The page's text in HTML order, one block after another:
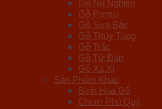
Gỗ Nu Nghiến
Gỗ Pơmu
Gỗ Sưa Bắc
Gỗ Thủy Tùng
Gỗ Trắc
Gỗ Tử Đàn
Gỗ Xá Xị
Sản Phẩm Khác
Bình Hoa Gỗ
Chum Phú Quý